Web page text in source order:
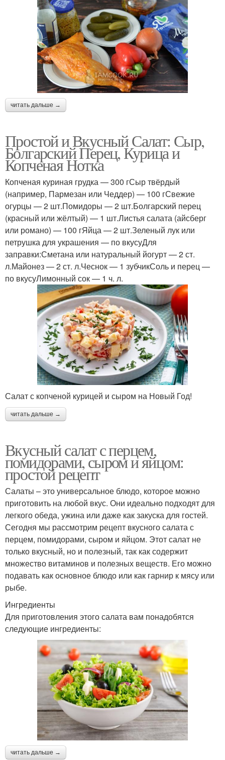
читать дальше →
Простой и Вкусный Салат: Сыр,
Болгарский Перец, Курица и
Копченая Нотка
Копченая куриная грудка — 300 гСыр твёрдый
(например, Пармезан или Чеддер) — 100 гСвежие
огурцы — 2 шт.Помидоры — 2 шт.Болгарский перец
(красный или жёлтый) — 1 шт.Листья салата (айсберг
или романо) — 100 гЯйца — 2 шт.Зеленый лук или
петрушка для украшения — по вкусуДля
заправки:Сметана или натуральный йогурт — 2 ст.
л.Майонез — 2 ст. л.Чеснок — 1 зубчикСоль и перец —
по вкусуЛимонный сок — 1 ч. л.
Салат с копченой курицей и сыром на Новый Год!
читать дальше →
Вкусный салат с перцем,
помидорами, сыром и яйцом:
простой рецепт
Салаты – это универсальное блюдо, которое можно
приготовить на любой вкус. Они идеально подходят для
легкого обеда, ужина или даже как закуска для гостей.
Сегодня мы рассмотрим рецепт вкусного салата с
перцем, помидорами, сыром и яйцом. Этот салат не
только вкусный, но и полезный, так как содержит
множество витаминов и полезных веществ. Его можно
подавать как основное блюдо или как гарнир к мясу или
рыбе.
Ингредиенты
Для приготовления этого салата вам понадобятся
следующие ингредиенты:
читать дальше →